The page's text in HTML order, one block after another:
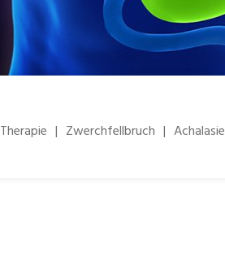
Therapie | Zwerchfellbruch | Achalasie